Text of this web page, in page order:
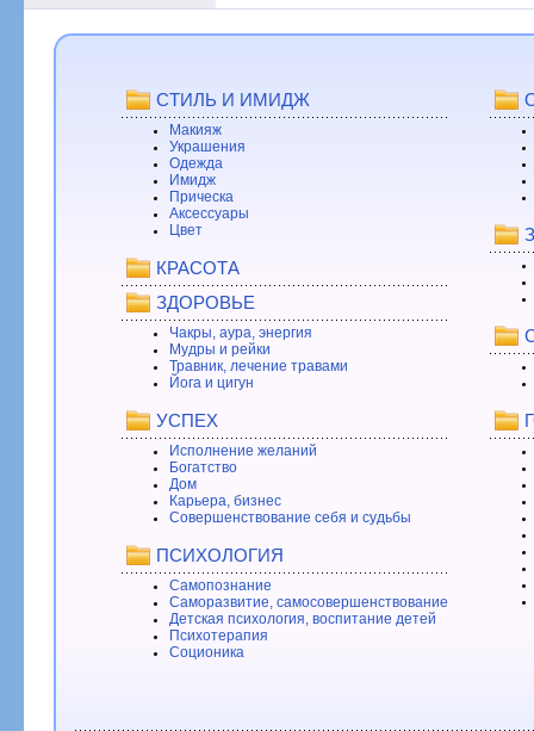
СТИЛЬ И ИМИДЖ
Макияж
Украшения
Одежда
Имидж
Прическа
Аксессуары
Цвет
КРАСОТА
ЗДОРОВЬЕ
Чакры, аура, энергия
Мудры и рейки
Травник, лечение травами
Йога и цигун
УСПЕХ
Исполнение желаний
Богатство
Дом
Карьера, бизнес
Совершенствование себя и судьбы
ПСИХОЛОГИЯ
Самопознание
Саморазвитие, самосовершенствование
Детская психология, воспитание детей
Психотерапия
Соционика